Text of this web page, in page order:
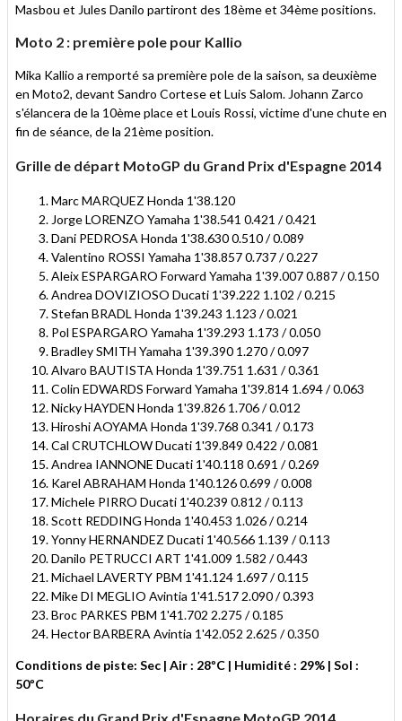
Masbou et Jules Danilo partiront des 18ème et 34ème positions.
Moto 2 : première pole pour Kallio
Mika Kallio a remporté sa première pole de la saison, sa deuxième
en Moto2, devant Sandro Cortese et Luis Salom. Johann Zarco
s'élancera de la 10ème place et Louis Rossi, victime d'une chute en
fin de séance, de la 21ème position.
Grille de départ MotoGP du Grand Prix d'Espagne 2014
Marc MARQUEZ Honda 1'38.120
Jorge LORENZO Yamaha 1'38.541 0.421 / 0.421
Dani PEDROSA Honda 1'38.630 0.510 / 0.089
Valentino ROSSI Yamaha 1'38.857 0.737 / 0.227
Aleix ESPARGARO Forward Yamaha 1'39.007 0.887 / 0.150
Andrea DOVIZIOSO Ducati 1'39.222 1.102 / 0.215
Stefan BRADL Honda 1'39.243 1.123 / 0.021
Pol ESPARGARO Yamaha 1'39.293 1.173 / 0.050
Bradley SMITH Yamaha 1'39.390 1.270 / 0.097
Alvaro BAUTISTA Honda 1'39.751 1.631 / 0.361
Colin EDWARDS Forward Yamaha 1'39.814 1.694 / 0.063
Nicky HAYDEN Honda 1'39.826 1.706 / 0.012
Hiroshi AOYAMA Honda 1'39.768 0.341 / 0.173
Cal CRUTCHLOW Ducati 1'39.849 0.422 / 0.081
Andrea IANNONE Ducati 1'40.118 0.691 / 0.269
Karel ABRAHAM Honda 1'40.126 0.699 / 0.008
Michele PIRRO Ducati 1'40.239 0.812 / 0.113
Scott REDDING Honda 1'40.453 1.026 / 0.214
Yonny HERNANDEZ Ducati 1'40.566 1.139 / 0.113
Danilo PETRUCCI ART 1'41.009 1.582 / 0.443
Michael LAVERTY PBM 1'41.124 1.697 / 0.115
Mike DI MEGLIO Avintia 1'41.517 2.090 / 0.393
Broc PARKES PBM 1'41.702 2.275 / 0.185
Hector BARBERA Avintia 1'42.052 2.625 / 0.350
Conditions de piste: Sec | Air : 28ºC | Humidité : 29% | Sol :
50ºC
Horaires du Grand Prix d'Espagne MotoGP 2014